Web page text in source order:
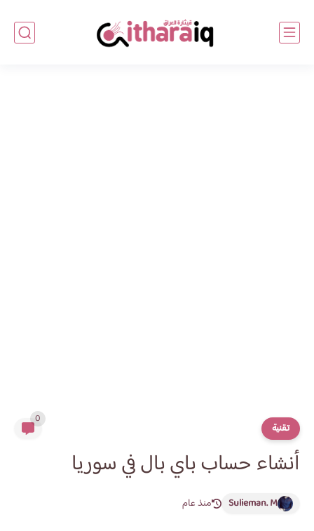
تقنية
0
أنشاء حساب باي بال في سوريا
Sulieman. M منذ عام